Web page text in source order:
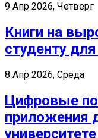
9 Апр 2026, Четверг
Книги на
студенту
8 Апр 2026, Среда
Цифровые
приложения
университете